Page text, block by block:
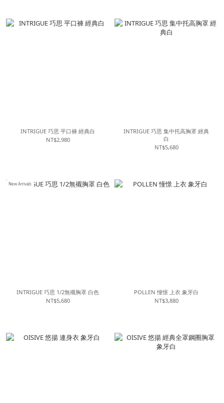
INTRIGUE 巧思 平口褲 經典白
NT$2,980
INTRIGUE 巧思 集中托高胸罩 經典
白
NT$5,680
New Arrivals
INTRIGUE 巧思 1/2無襯胸罩 白色
NT$5,680
POLLEN 憧憬 上衣 象牙白
NT$3,880